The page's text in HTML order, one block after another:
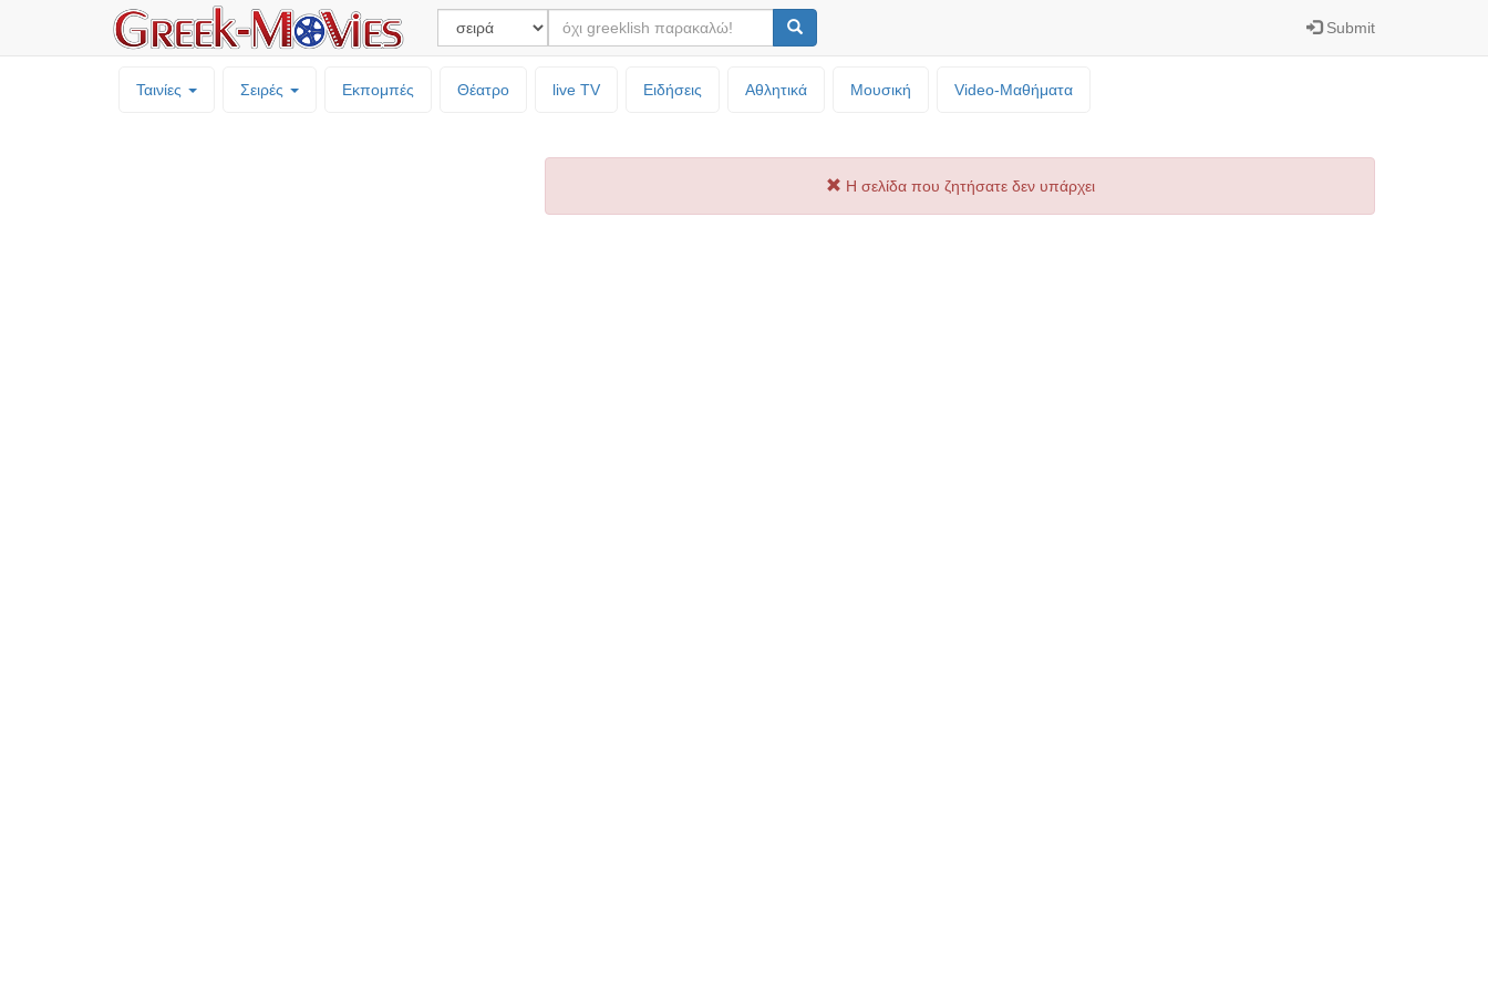
Submit
Ταινίες Σειρές Εκπομπές Θέατρο live TV Ειδήσεις Αθλητικά Μουσική Video-Mαθήματα
Η σελίδα που ζητήσατε δεν υπάρχει